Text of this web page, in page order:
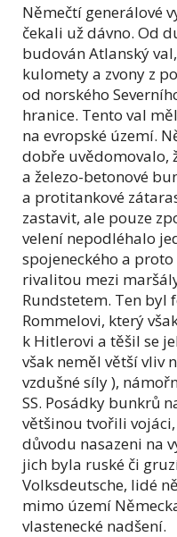
Němečtí generálové
čekali už dávno. Od
budován Atlanský
kulomety a zvony z
od norského
hranice. Tento val
na evropské území.
dobře uvědomovalo,
a železo-betonové
a protitankové
zastavit, ale pouze
velení nepodléhalo
spojeneckého a
rivalitou mezi
Rundstetem. Ten byl
Rommelovi, který
k Hitlerovi a těšil se
však neměl větší vliv
vzdušné síly ),
SS. Posádky bunkrů
většinou tvořili
důvodu nasazeni na
jich byla ruské či
Volksdeutsche, lidé
mimo území
vlastenecké nadšení.